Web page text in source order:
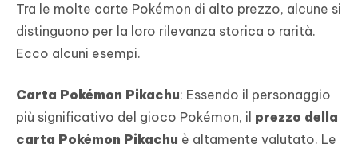
Tra le molte carte Pokémon di alto prezzo, alcune si
distinguono per la loro rilevanza storica o rarità.
Ecco alcuni esempi.
Carta Pokémon Pikachu: Essendo il personaggio
più significativo del gioco Pokémon, il prezzo della
carta Pokémon Pikachu è altamente valutato. Le